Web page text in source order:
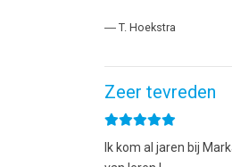
― T. Hoekstra
Zeer tevreden
Ik kom al jaren bij